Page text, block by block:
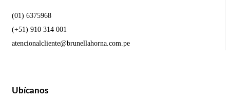
(01) 6375968
(+51) 910 314 001
atencionalcliente@brunellahorna.com.pe
Ubícanos